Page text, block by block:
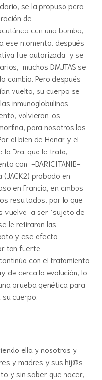
se la propuso para
de
con una bomba,
ese momento, después
fue autorizada y se
muchos DMJTAS se
cambio. Pero después
vuelto, su cuerpo se
inmunoglobulinas
volvieron los
para nosotros los
el bien de Henar y el
Dra. que le trata,
con -BARICITANIB-
(JACK2) probado en
en Francia, en ambos
resultados, por lo que
vuelve a ser “sujeto de
le retiraron las
y ese efecto
tan fuerte
con el tratamiento
de cerca la evolución, lo
prueba genética para
cuerpo.
ella y nosotros y
y madres y sus hij@s
y sin saber que hacer,